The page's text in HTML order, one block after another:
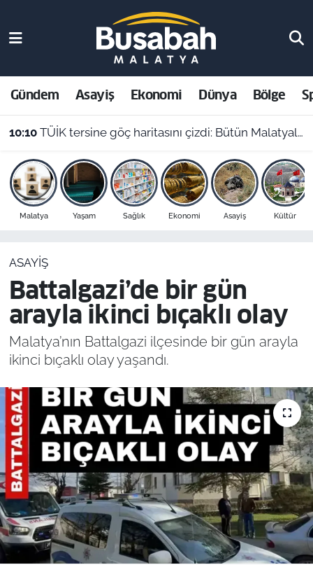
Gündem Asayiş Ekonomi Dünya Bölge
10:10 TÜİK tersine göç haritasını çizdi: Bütün Malatyalılar kütüğüne dönse Doğu’nun megakenti oluyor!
Malatya Yaşam Sağlık Ekonomi Asayiş Kültür
ASAYIŞ
Battalgazi’de bir gün
arayla ikinci bıçaklı olay
Malatya’nın Battalgazi ilçesinde bir gün arayla
ikinci bıçaklı olay yaşandı.
Asayiş
Ekonomi
Dünya
Bölge
Resmi İlanlar
Malatya Nöbetçi Eczaneler
Malatya Hava Durumu
Malatya Namaz Vakitleri
Malatya Trafik Yoğunluk Haritası
Süper Lig Puan Durumu ve Fikstür
Son Dakika Haberleri
Haber Arşivi